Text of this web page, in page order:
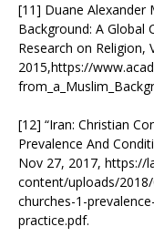
[11] Duane Alexander
Background: A Global
Research on Religion,
2015,https://
[12] “Iran: Christian
Prevalence And
Nov 27, 2017, https://
content/uploads/
churches-1-
practice.pdf.